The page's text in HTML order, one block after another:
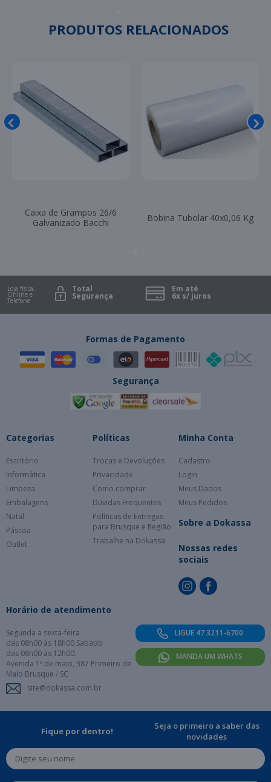
PRODUTOS RELACIONADOS
Caixa de Grampos 26/6
Galvanizado Bacchi
Bobina Tubolar 40x0,06 Kg
Loja física,
Online e
Telefone
Total
Segurança
Em até
6x s/ juros
Formas de Pagamento
Segurança
Categorias
Escritório
Informática
Limpeza
Embalagens
Natal
Páscoa
Outlet
Políticas
Trocas e Devoluções
Privacidade
Como comprar
Dúvidas Frequentes
Políticas de Entregas
para Brusque e Região
Trabalhe na Dokassa
Minha Conta
Cadastro
Login
Meus Dados
Meus Pedidos
Sobre a Dokassa
Nossas redes
sociais
Horário de atendimento
Segunda a sexta-feira
das 08h00 às 18h00 Sabádo
das 08h00 às 12h00.
Avenida 1º de maio, 387 Primeiro de
Maio Brusque / SC
site@dokassa.com.br
LIGUE 47 3211-6700
MANDA UM WHATS
Fique por dentro!
Seja o primeiro a saber das
novidades